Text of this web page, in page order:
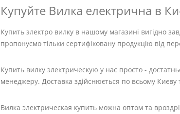
Купуйте Вилка електрична в
Купить электро вилку в нашому магазині вигідно
пропонуємо тільки сертифіковану продукцію від
Купить вилку электрическую у нас просто -
менеджеру. Доставка здійснюється по всьому Києву
Вилка электрическая купить можна оптом та